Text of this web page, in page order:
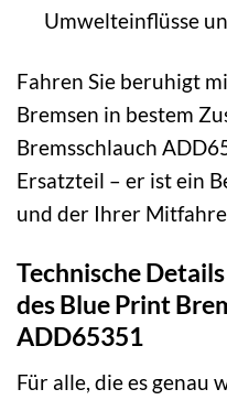
Umwelteinflüsse
Fahren Sie beruhigt
Bremsen in bestem
Bremsschlauch
Ersatzteil – er ist ein
und der Ihrer
Technische
des Blue Print
ADD65351
Für alle, die es genau